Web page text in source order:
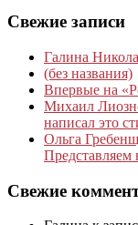
Свежие записи
Галина
(без названия)
Впервые на
Михаил
написал это
Ольга
Представляем
Свежие